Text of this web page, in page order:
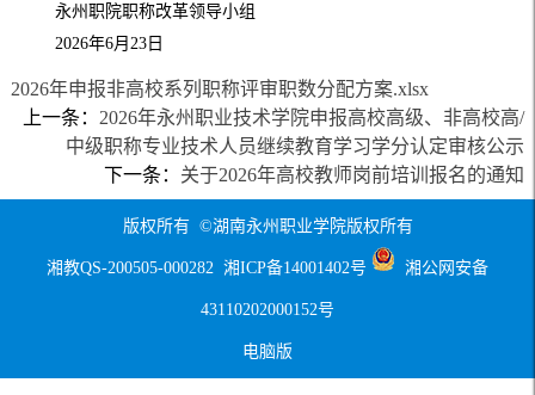
永州职院职称改革领导小组
2026年6月23日
2026年申报非高校系列职称评审职数分配方案.xlsx
上一条： 2026年永州职业技术学院申报高校高级、非高校高/
中级职称专业技术人员继续教育学习学分认定审核公示
下一条： 关于2026年高校教师岗前培训报名的通知
版权所有 ©湖南永州职业学院版权所有
湘教QS-200505-000282 湘ICP备14001402号 湘公网安备
43110202000152号
电脑版